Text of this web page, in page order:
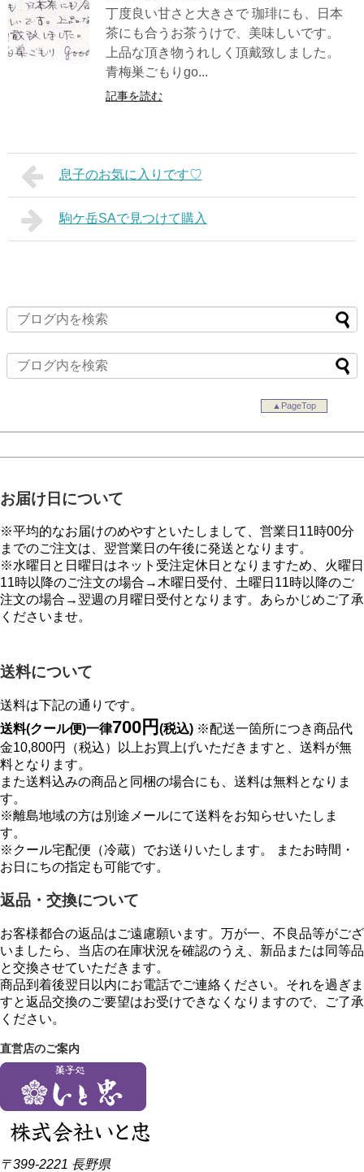
丁度良い甘さと大きさで 珈琲にも、日本
茶にも合うお茶うけで、美味しいです。
上品な頂き物うれしく頂戴致しました。
青梅巣ごもりgo...
記事を読む
息子のお気に入りです♡
駒ケ岳SAで見つけて購入
▲PageTop
お届け日について
※平均的なお届けのめやすといたしまして、営業日11時00分
までのご注文は、翌営業日の午後に発送となります。
※水曜日と日曜日はネット受注定休日となりますため、火曜日
11時以降のご注文の場合→木曜日受付、土曜日11時以降のご
注文の場合→翌週の月曜日受付となります。あらかじめご了承
くださいませ。
送料について
送料は下記の通りです。
送料(クール便)一律700円 (税込) ※配送一箇所につき商品代
金10,800円（税込）以上お買上げいただきますと、送料が無
料となります。
また送料込みの商品と同梱の場合にも、送料は無料となりま
す。
※離島地域の方は別途メールにて送料をお知らせいたしま
す。
※クール宅配便（冷蔵）でお送りいたします。 またお時間・
お日にちの指定も可能です。
返品・交換について
お客様都合の返品はご遠慮願います。万が一、不良品等がござ
いましたら、当店の在庫状況を確認のうえ、新品または同等品
と交換させていただきます。
商品到着後翌日以内にお電話でご連絡ください。それを過ぎま
すと返品交換のご要望はお受けできなくなりますので、ご了承
ください。
直営店のご案内
〒399-2221 長野県